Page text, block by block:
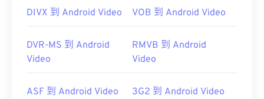
https://en.wikipedia.org/wiki/RealMedia
DIVX 到 Android Video VOB 到 Android Video
DVR-MS 到 Android
Video
RMVB 到 Android
Video
ASF 到 Android Video 3G2 到 Android Video